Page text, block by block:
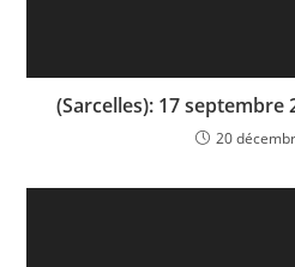
(Sarcelles): 17 septembre
20